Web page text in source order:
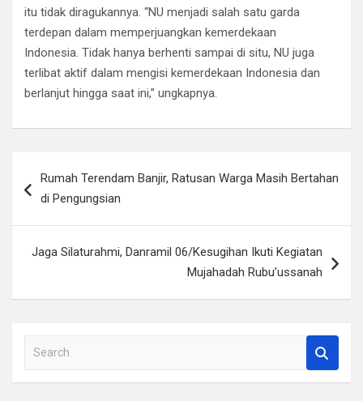
itu tidak diragukannya. “NU menjadi salah satu garda
terdepan dalam memperjuangkan kemerdekaan
Indonesia. Tidak hanya berhenti sampai di situ, NU juga
terlibat aktif dalam mengisi kemerdekaan Indonesia dan
berlanjut hingga saat ini,” ungkapnya.
posRumah Terendam Banjir, Ratusan Warga Masih Bertahan
di Pengungsian
Jaga Silaturahmi, Danramil 06/Kesugihan Ikuti Kegiatan
Mujahadah Rubu’ussanah
a